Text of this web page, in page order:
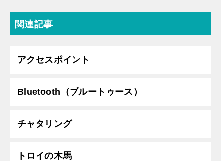
関連記事
アクセスポイント
Bluetooth（ブルートゥース）
チャタリング
トロイの木馬